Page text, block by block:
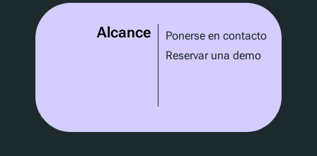
Alcance
Ponerse en contacto
Reservar una demo